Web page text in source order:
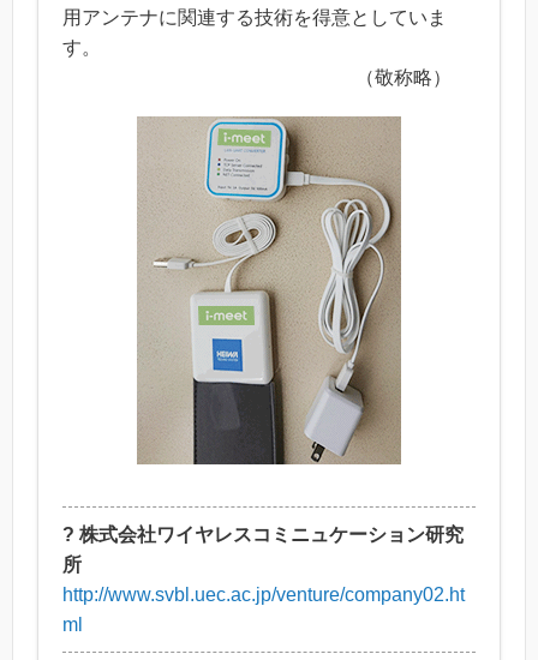
用アンテナに関連する技術を得意としていま
す。
（敬称略）
? 株式会社ワイヤレスコミニュケーション研究
所
http://www.svbl.uec.ac.jp/venture/company02.ht
ml